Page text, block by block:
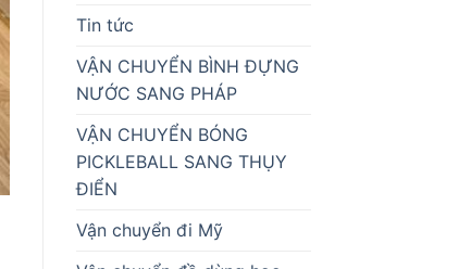
Tin tức
VẬN CHUYỂN BÌNH ĐỰNG
NƯỚC SANG PHÁP
VẬN CHUYỂN BÓNG
PICKLEBALL SANG THỤY
ĐIỂN
Vận chuyển đi Mỹ